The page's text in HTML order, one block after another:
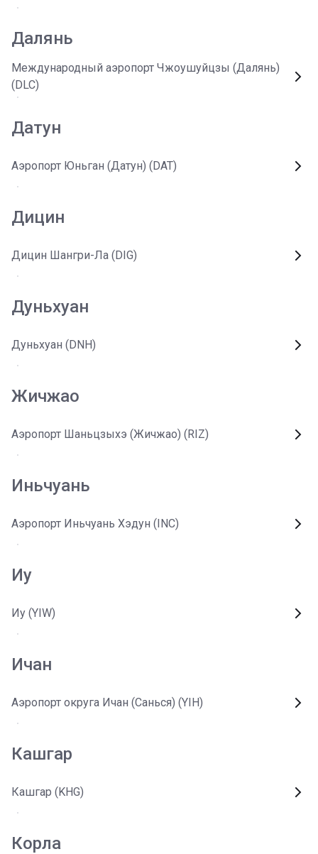
Далянь
Международный аэропорт Чжоушуйцзы (Далянь)
(DLC)
Датун
Аэропорт Юньган (Датун) (DAT)
Дицин
Дицин Шангри-Ла (DIG)
Дуньхуан
Дуньхуан (DNH)
Жичжао
Аэропорт Шаньцзыхэ (Жичжао) (RIZ)
Иньчуань
Аэропорт Иньчуань Хэдун (INC)
Иу
Иу (YIW)
Ичан
Аэропорт округа Ичан (Санься) (YIH)
Кашгар
Кашгар (KHG)
Корла